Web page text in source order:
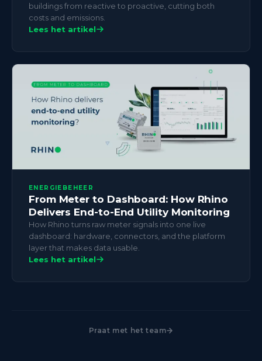
buildings from reactive to proactive, cutting both
costs and emissions.
Lees het artikel
ENERGIEBEHEER
From Meter to Dashboard: How Rhino
Delivers End-to-End Utility Monitoring
How Rhino turns raw meter signals into one live
dashboard: hardware, connectors, and the platform
layer that makes data usable.
Lees het artikel
Praat met het team